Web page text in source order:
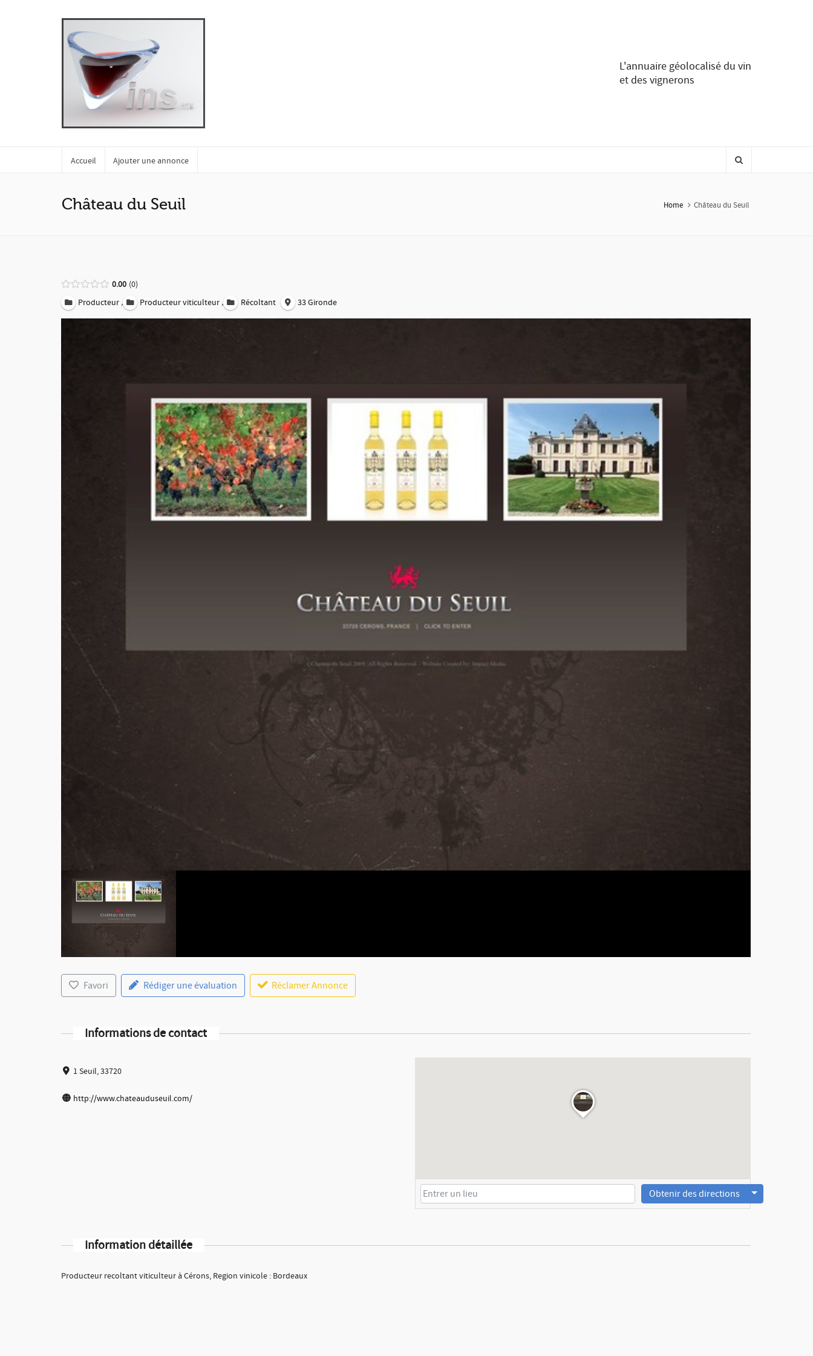
L'annuaire géolocalisé du vin
et des vignerons
Accueil Ajouter une annonce
Château du Seuil Home Château du Seuil
0.00 0
Producteur , Producteur viticulteur , Récoltant 33 Gironde
Favori Rédiger une évaluation Réclamer Annonce
Informations de contact
1 Seuil, 33720
http://www.chateauduseuil.com/
Obtenir des directions
Information détaillée
Producteur recoltant viticulteur à Cérons, Region vinicole : Bordeaux